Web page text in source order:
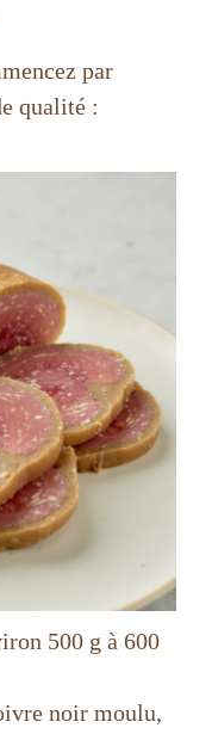
par
qualité :
500 g à 600
noir moulu,